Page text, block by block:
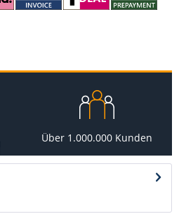
Über 1.000.000 Kunden